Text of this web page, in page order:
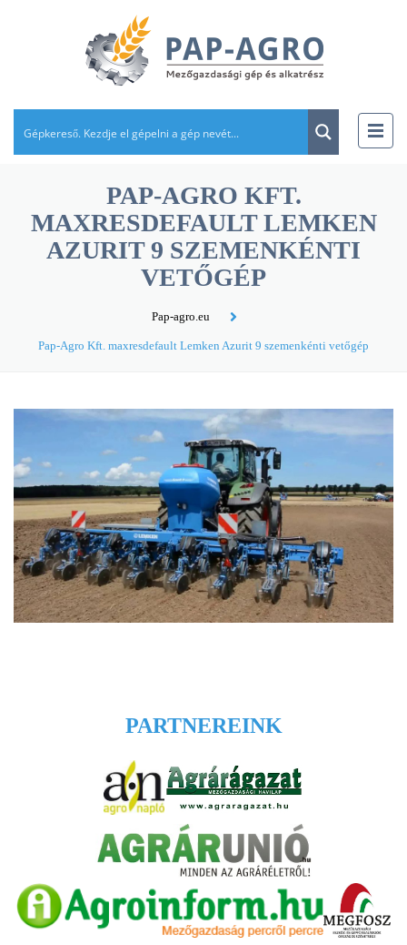
PAP-AGRO KFT.
MAXRESDEFAULT LEMKEN
AZURIT 9 SZEMENKÉNTI
VETŐGÉP
Pap-agro.eu
Pap-Agro Kft. maxresdefault Lemken Azurit 9 szemenkénti vetőgép
PARTNEREINK